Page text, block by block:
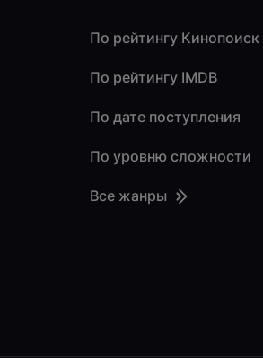
По рейтингу Кинопоиск
По рейтингу IMDB
По дате поступления
По уровню сложности
Все жанры